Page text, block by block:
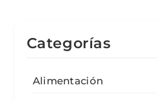
Categorías
Alimentación